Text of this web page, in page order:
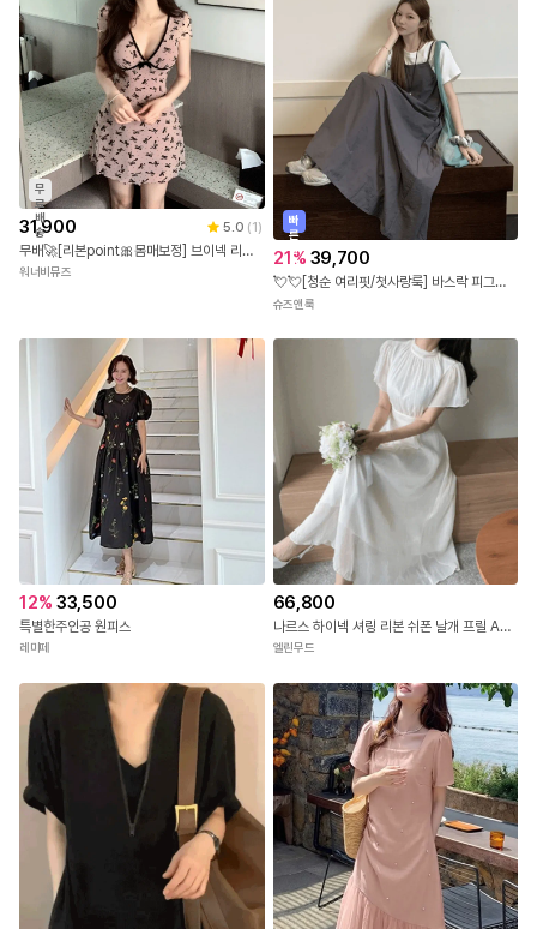
무
료
배
송
31,900 5.0 (1)
무배🚀[리본point🎀몸매보정] 브이넥 리본 도트 반팔 미니 원피스 A라인 시스루 매쉬 셔링 누드 봄 여름 발레코어 데이트룩 소개팅룩 여친룩 여행룩 휴양지룩 바캉스룩 호캉스룩 휴가룩 핑크
워너비뮤즈
빠
른
출
발
21% 39,700
💘💘[청순 여리핏/첫사랑룩] 바스락 피그먼트 뷔스티에 끈나시 내추럴 A라인 맥시 롱 원피스 / 체형커버
슈즈앤룩
12% 33,500
특별한주인공 원피스
레미떼
66,800
나르스 하이넥 셔링 리본 쉬폰 날개 프릴 A라인 롱 셀프웨딩 여신 원피스(3COLOR)
엘린무드